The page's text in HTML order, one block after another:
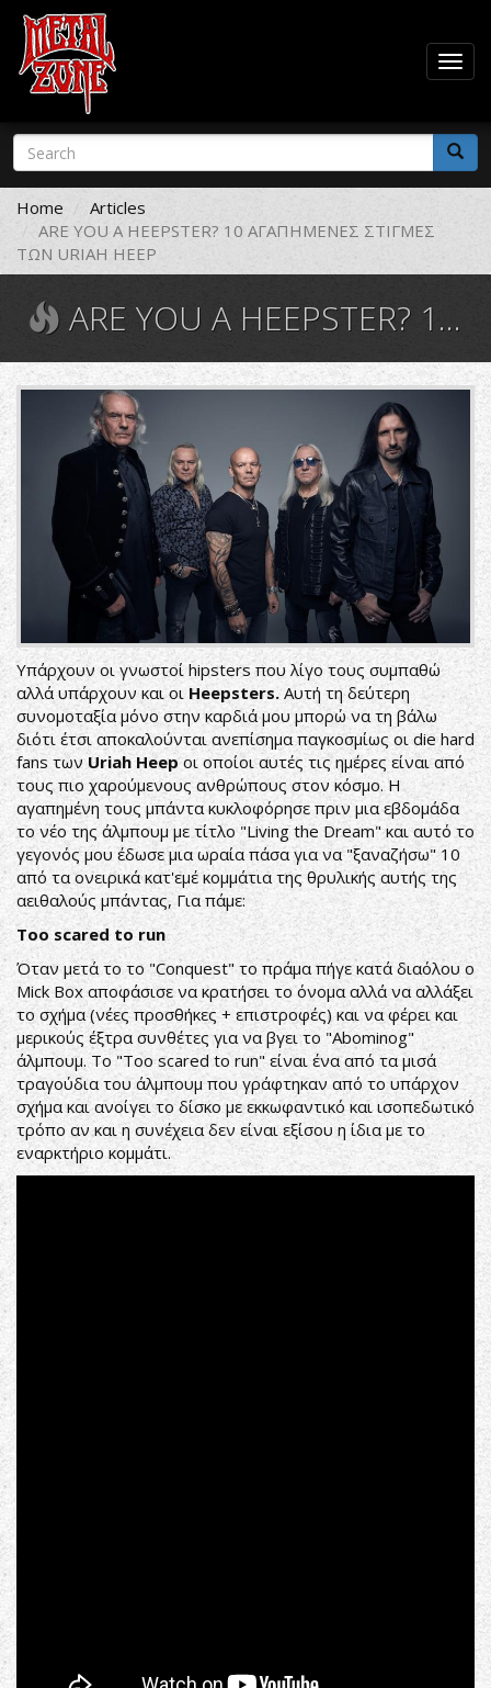
Skip
main
content
Search
form
Search
Home
Articles
ARE YOU A HEEPSTER? 10 ΑΓΑΠΗΜΕΝΕΣ ΣΤΙΓΜΕΣ
ΤΩΝ URIAH HEEP
ARE YOU A HEEPSTER? 10 ΑΓΑΠΗΜΕΝΕΣ ΣΤΙΓΜΕΣ ΤΩΝ URIAH HEEP
desktop.jpg
Υπάρχουν οι γνωστοί hipsters που λίγο τους συμπαθώ
αλλά υπάρχουν και οι Heepsters.Αυτή τη δεύτερη
συνομοταξία μόνο στην καρδιά μου μπορώ να τη βάλω
διότι έτσι αποκαλούνται ανεπίσημα παγκοσμίως οι die hard
fans τωνUriah Heepοι οποίοι αυτές τις ημέρες είναι από
τους πιο χαρούμενους ανθρώπους στον κόσμο. Η
αγαπημένη τους μπάντα κυκλοφόρησε πριν μια εβδομάδα
το νέο της άλμπουμ με τίτλο "Living the Dream" και αυτό το
γεγονός μου έδωσε μια ωραία πάσα για να "ξαναζήσω" 10
από τα ονειρικά κατ'εμέ κομμάτια της θρυλικής αυτής της
αειθαλούς μπάντας, Για πάμε:
Too scared to run
Όταν μετά το το "Conquest" το πράμα πήγε κατά διαόλου ο
Mick Box αποφάσισε να κρατήσει το όνομα αλλά να αλλάξει
το σχήμα (νέες προσθήκες + επιστροφές) και να φέρει και
μερικούς έξτρα συνθέτες για να βγει το "Abominog"
άλμπουμ. Το "Too scared to run" είναι ένα από τα μισά
τραγούδια του άλμπουμ που γράφτηκαν από το υπάρχον
σχήμα και ανοίγει το δίσκο με εκκωφαντικό και ισοπεδωτικό
τρόπο αν και η συνέχεια δεν είναι εξίσου η ίδια με το
εναρκτήριο κομμάτι.